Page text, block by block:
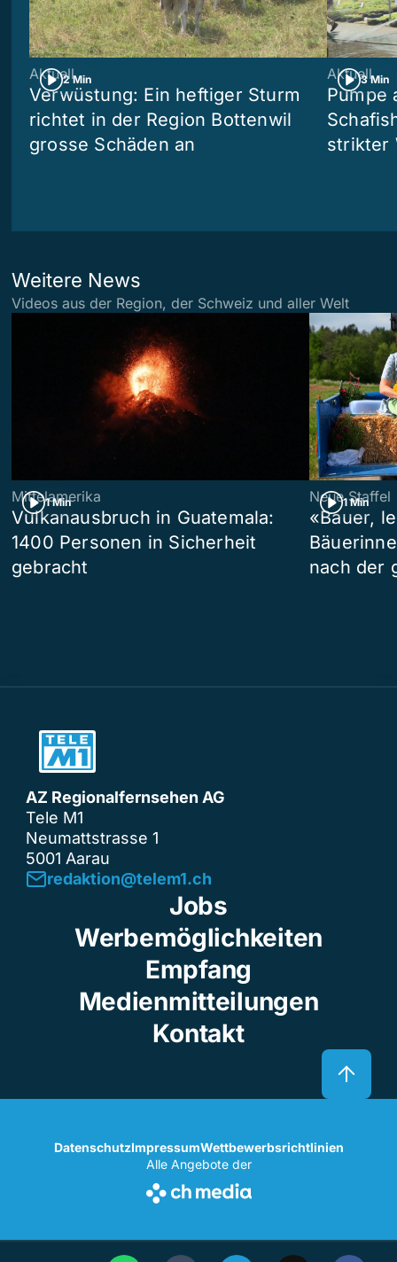
2 Min
Aktuell
Verwüstung: Ein heftiger Sturm
richtet in der Region Bottenwil
grosse Schäden an
3 Min
Aktuell
Pumpe
strikter
Weitere News
Videos aus der Region, der Schweiz und aller Welt
1 Min
Mittelamerika
Vulkanausbruch in Guatemala:
1400 Personen in Sicherheit
gebracht
1 Min
Neue Staffel
«Bauer,
nach der
AZ Regionalfernsehen AG
Tele M1
Neumattstrasse 1
5001 Aarau
redaktion@telem1.ch
Jobs
Werbemöglichkeiten
Empfang
Medienmitteilungen
Kontakt
DatenschutzImpressumWettbewerbsrichtlinien
Alle Angebote der